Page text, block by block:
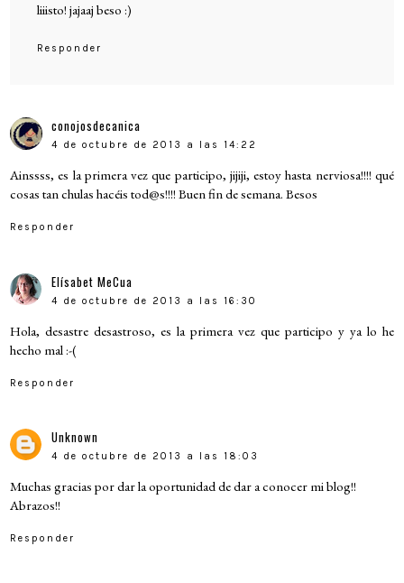
liiisto! jajaaj beso :)
Responder
conojosdecanica
4 de octubre de 2013 a las 14:22
Ainssss, es la primera vez que participo, jijiji, estoy hasta nerviosa!!!! qué
cosas tan chulas hacéis tod@s!!!! Buen fin de semana. Besos
Responder
Elísabet MeCua
4 de octubre de 2013 a las 16:30
Hola, desastre desastroso, es la primera vez que participo y ya lo he
hecho mal :-(
Responder
Unknown
4 de octubre de 2013 a las 18:03
Muchas gracias por dar la oportunidad de dar a conocer mi blog!!
Abrazos!!
Responder